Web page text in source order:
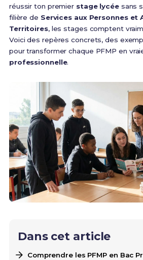
réussir ton premier stage lycéesans
filière de Services aux Personnes et
Territoires, les stages comptent
Voici des repères concrets, des
pour transformer chaque PFMP en
professionnelle.
Dans cet article
Comprendre les PFMP en Bac